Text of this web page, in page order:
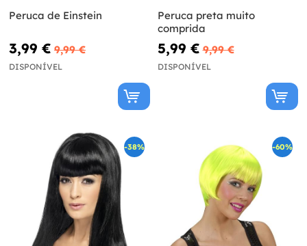
Peruca de Einstein
3,99 € 9,99 €
DISPONÍVEL
Peruca preta muito
comprida
5,99 € 9,99 €
DISPONÍVEL
-38% -60%